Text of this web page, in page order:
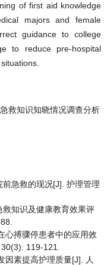
of first aid knowledge
majors and female
guidance to college
to reduce pre-hospital
救知识知晓情况调查分析
急救的现况[J]. 护理管理
知识及健康教育效果评
心搏骤停患者中的应用效
119-121.
因素提高护理质量[J]. 人